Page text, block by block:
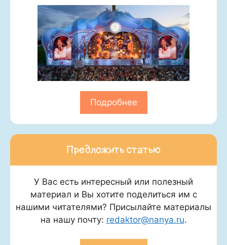
Подробнее
Предложить статью
У Вас есть интересный или полезный
материал и Вы хотите поделиться им с
нашими читателями? Присылайте материалы
на нашу почту: redaktor@nanya.ru.